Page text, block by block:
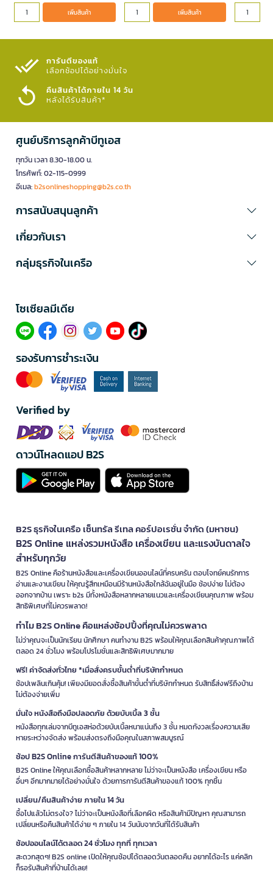
เพิ่มสินค้า เพิ่มสินค้า
การันตีของแท้
เลือกช้อปได้อย่างมั่นใจ​
คืนสินค้าได้ภายใน 14 วัน
หลังได้รับสินค้า*
ศูนย์บริการลูกค้าบีทูเอส
ทุกวัน เวลา 8.30-18.00 น.
โทรศัพท์: 02-115-0999
อีเมล:b2sonlineshopping@b2s.co.th
การสนับสนุนลูกค้า
เกี่ยวกับเรา
กลุ่มธุรกิจในเครือ
โซเซียลมีเดีย​
รองรับการชำระเงิน
Verified by
ดาวน์โหลดแอป B2S
B2S ธุรกิจในเครือ เซ็นทรัล รีเทล คอร์ปอเรชั่น จำกัด (มหาชน)
B2S Online แหล่งรวมหนังสือ เครื่องเขียน และแรงบันดาลใจ
สำหรับทุกวัย
B2S Online คือร้านหนังสือและเครื่องเขียนออนไลน์ที่ครบครัน ตอบโจทย์คนรักการ
อ่านและงานเขียน ให้คุณรู้สึกเหมือนมีร้านหนังสือใกล้ฉันอยู่ในมือ ช้อปง่าย ไม่ต้อง
ออกจากบ้าน เพราะ b2s มีทั้งหนังสือหลากหลายแนวและเครื่องเขียนคุณภาพ พร้อม
สิทธิพิเศษที่ไม่ควรพลาด!
ทำไม B2S Online คือแหล่งช้อปปิ้งที่คุณไม่ควรพลาด
ไม่ว่าคุณจะเป็นนักเรียน นักศึกษา คนทำงาน B2S พร้อมให้คุณเลือกสินค้าคุณภาพได้
ตลอด 24 ชั่วโมง พร้อมโปรโมชั่นและสิทธิพิเศษมากมาย
ฟรี! ค่าจัดส่งทั่วไทย *เมื่อสั่งครบขั้นต่ำที่บริษัทกำหนด
ช้อปเพลินเกินคุ้ม! เพียงมียอดสั่งซื้อสินค้าขั้นต่ำที่บริษัทกำหนด รับสิทธิ์ส่งฟรีถึงบ้าน
ไม่ต้องจ่ายเพิ่ม
มั่นใจ หนังสือถึงมือปลอดภัย ด้วยบับเบิ้ล 3 ชั้น
หนังสือทุกเล่มจากบีทูเอสห่อด้วยบับเบิ้ลหนาแน่นถึง 3 ชั้น หมดกังวลเรื่องความเสีย
หายระหว่างจัดส่ง พร้อมส่งตรงถึงมือคุณในสภาพสมบูรณ์
ช้อป B2S Online การันตีสินค้าของแท้ 100%
B2S Online ให้คุณเลือกซื้อสินค้าหลากหลาย ไม่ว่าจะเป็นหนังสือ เครื่องเขียน หรือ
อื่นๆ อีกมากมายได้อย่างมั่นใจ ด้วยการการันตีสินค้าของแท้ 100% ทุกชิ้น
เปลี่ยน/คืนสินค้าง่าย ภายใน 14 วัน
ซื้อไปแล้วไม่ตรงใจ? ไม่ว่าจะเป็นหนังสือที่เลือกผิด หรือสินค้ามีปัญหา คุณสามารถ
เปลี่ยนหรือคืนสินค้าได้ง่าย ๆ ภายใน 14 วันนับจากวันที่ได้รับสินค้า
ช้อปออนไลน์ได้ตลอด 24 ชั่วโมง ทุกที่ ทุกเวลา
สะดวกสุดๆ! B2S online เปิดให้คุณช้อปได้ตลอดวันตลอดคืน อยากได้อะไร แค่คลิก
ก็รอรับสินค้าที่บ้านได้เลย!